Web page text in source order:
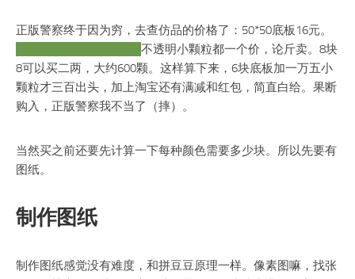
正版警察终于因为穷，去查仿品的价格了：50*50底板16元。
不透明小颗粒都一个价，论斤卖。8块
8可以买二两，大约600颗。这样算下来，6块底板加一万五小
颗粒才三百出头，加上淘宝还有满减和红包，简直白给。果断
购入，正版警察我不当了（摔）。
当然买之前还要先计算一下每种颜色需要多少块。所以先要有
图纸。
制作图纸
制作图纸感觉没有难度，和拼豆豆原理一样。像素图嘛，找张